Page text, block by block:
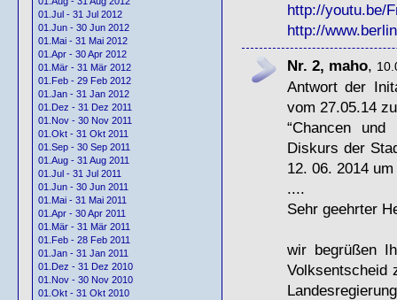
01.Jul - 31 Jul 2012
01.Jun - 30 Jun 2012
01.Mai - 31 Mai 2012
01.Apr - 30 Apr 2012
01.Mär - 31 Mär 2012
01.Feb - 29 Feb 2012
01.Jan - 31 Jan 2012
01.Dez - 31 Dez 2011
01.Nov - 30 Nov 2011
01.Okt - 31 Okt 2011
01.Sep - 30 Sep 2011
01.Aug - 31 Aug 2011
01.Jul - 31 Jul 2011
01.Jun - 30 Jun 2011
01.Mai - 31 Mai 2011
01.Apr - 30 Apr 2011
01.Mär - 31 Mär 2011
01.Feb - 28 Feb 2011
01.Jan - 31 Jan 2011
01.Dez - 31 Dez 2010
01.Nov - 30 Nov 2010
01.Okt - 31 Okt 2010
http://youtu.be/
http://
Nr. 2, maho,
Antwort der
vom 27.05.14
“Chancen und
Diskurs der
12. 06. 2014
....
Sehr geehrter
wir begrüßen
Volksentscheid